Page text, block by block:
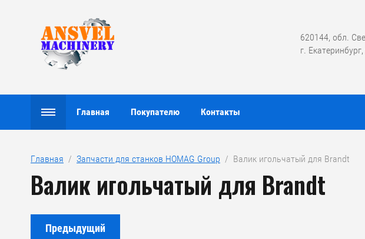
Главная Покупателю Контакты
620144, обл.
г.
Главная
  /
Запчасти для станков HOMAG Group
  /  Валик игольчатый для Brandt
Валик игольчатый для Brandt
Предыдущий